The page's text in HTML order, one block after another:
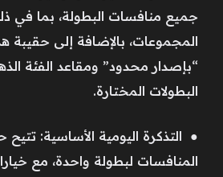
جميع منافسات البطولة، بما في
المجموعات، بالإضافة إلى حقيبة
“بإصدار محدود” ومقاعد الفئة
البطولات المختارة.
● التذكرة اليومية الأساسية:
المنافسات لبطولة واحدة، مع